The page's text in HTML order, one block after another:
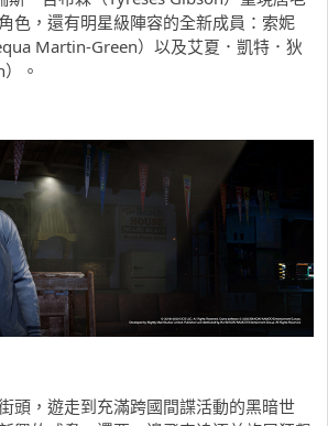
色，還有明星級陣容的全新成員：索妮
Martin-Green）以及艾夏．凱特．狄
。
頭，遊走到充滿跨國間諜活動的黑暗世